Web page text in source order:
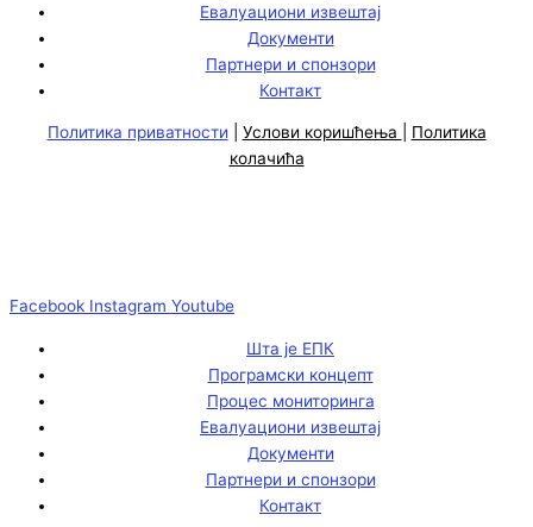
Евалуациони извештај
Документи
Партнери и спонзори
Контакт
Политика приватности Услови коришћења
Политика
колачића
Facebook Instagram Youtube
Шта је ЕПК
Програмски концепт
Процес мониторинга
Евалуациони извештај
Документи
Партнери и спонзори
Контакт